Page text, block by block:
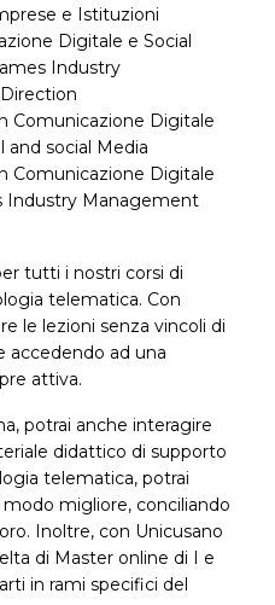
e Istituzioni
Digitale e Social
Industry
Comunicazione Digitale
and social Media
Comunicazione Digitale
Industry Management
tutti i nostri corsi di
telematica. Con
le lezioni senza vincoli di
accedendo ad una
attiva.
potrai anche interagire
didattico di supporto
telematica, potrai
migliore, conciliando
Inoltre, con Unicusano
di Master online di I e
in rami specifici del